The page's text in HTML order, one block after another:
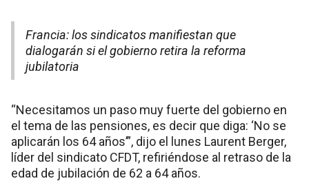
Francia: los sindicatos manifiestan que
dialogarán si el gobierno retira la reforma
jubilatoria
“Necesitamos un paso muy fuerte del gobierno en
el tema de las pensiones, es decir que diga: ‘No se
aplicarán los 64 años’”, dijo el lunes Laurent Berger,
líder del sindicato CFDT, refiriéndose al retraso de la
edad de jubilación de 62 a 64 años.